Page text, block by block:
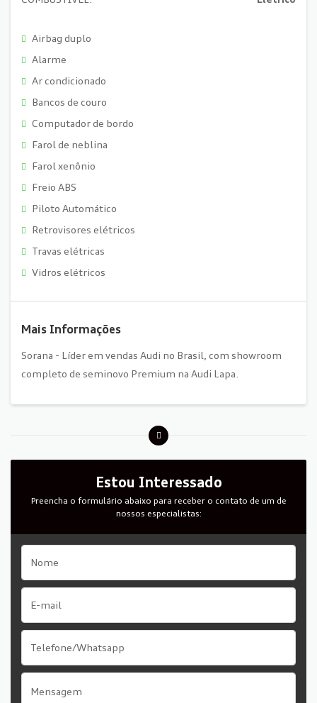
Airbag duplo
Alarme
Ar condicionado
Bancos de couro
Computador de bordo
Farol de neblina
Farol xenônio
Freio ABS
Piloto Automático
Retrovisores elétricos
Travas elétricas
Vidros elétricos
Mais Informações
Sorana - Líder em vendas Audi no Brasil, com showroom
completo de seminovo Premium na Audi Lapa.
Estou Interessado
Preencha o formulário abaixo para receber o contato de um de
nossos especialistas: